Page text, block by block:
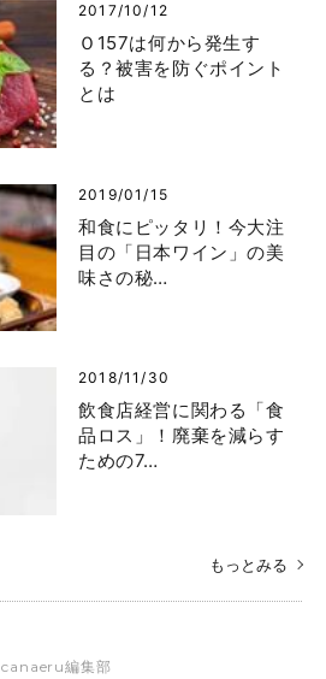
2017/10/12
Ｏ157は何から発生す
る？被害を防ぐポイント
とは
2019/01/15
和食にピッタリ！今大注
目の「日本ワイン」の美
味さの秘…
2018/11/30
飲食店経営に関わる「食
品ロス」！廃棄を減らす
ための7…
もっとみる
canaeru編集部